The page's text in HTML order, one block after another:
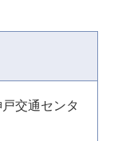
交通センタ